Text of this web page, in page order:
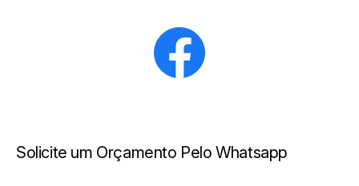
Solicite um Orçamento Pelo Whatsapp